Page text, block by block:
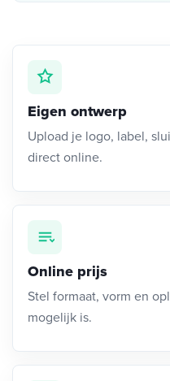
Eigen ontwerp
Upload je logo, label,
direct online.
Online prijs
Stel formaat, vorm en
mogelijk is.